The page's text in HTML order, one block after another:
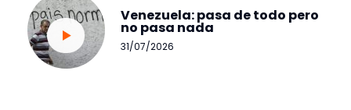
Venezuela: pasa de todo pero
no pasa nada
31/07/2026